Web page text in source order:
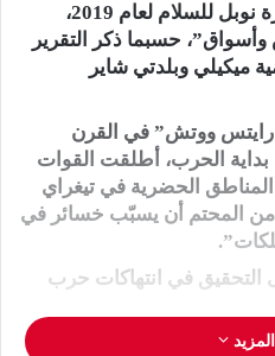
الوزراء أبيي أحمد، الحائز جائزة نوبل للسلام لعام 2019،
حسبما ذكر التقرير
ميكيلي وبلدتي شاير
ووتش” في القرن
بداية الحرب، أطلقت القوات
المناطق الحضرية في تيغراي
المحتم أن يسبّب خسائر في
التحقيق في انتهاكات حرب
أطلق رئيس الوزراء الإثيوبي،